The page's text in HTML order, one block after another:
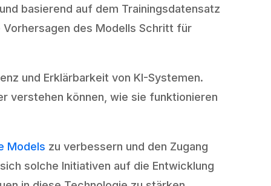
basierend auf dem Trainingsdatensatz
des Modells Schritt für
und Erklärbarkeit von KI-Systemen.
verstehen können, wie sie funktionieren
Models zu verbessern und den Zugang
solche Initiativen auf die Entwicklung